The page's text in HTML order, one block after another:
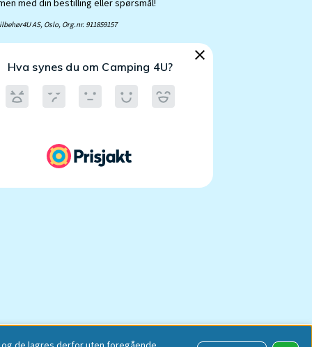
med din bestilling eller spørsmål!
AS, Oslo, Org.nr. 911859157